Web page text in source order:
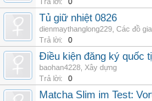
Tủ giữ nhiệt 0826
dienmaythanglong229 Các đồ
Trả lời:
0
Điều kiện đăng ký quốc
baohan4228 Xây dựng
Trả lời:
0
Matcha Slim im Test: